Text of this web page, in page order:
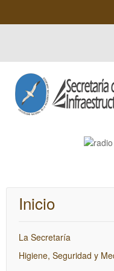
Inicio
La Secretaría
Higiene, Seguridad y